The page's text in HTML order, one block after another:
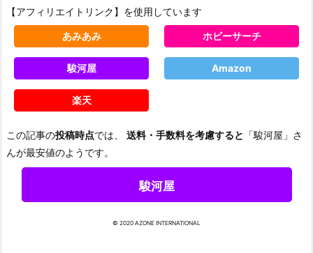
【アフィリエイトリンク】を使用しています
あみあみ ホビーサーチ
駿河屋 Amazon
楽天
この記事の投稿時点では、 送料・手数料を考慮すると 「駿河屋」さ
んが最安値のようです。
駿河屋
© 2020 AZONE INTERNATIONAL